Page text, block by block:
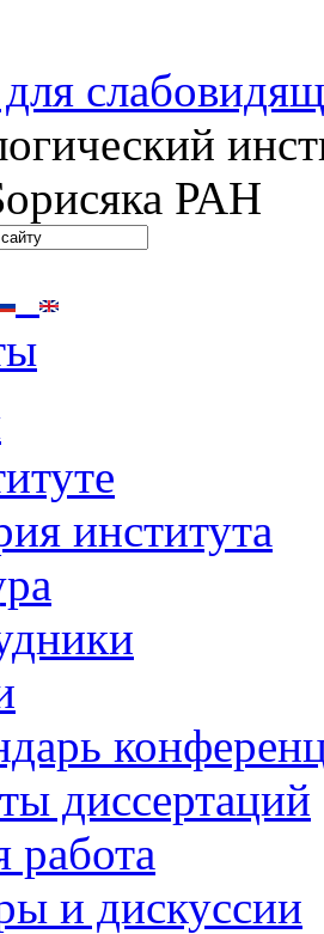
РАН
института
диссертаций
работа
и дискуссии